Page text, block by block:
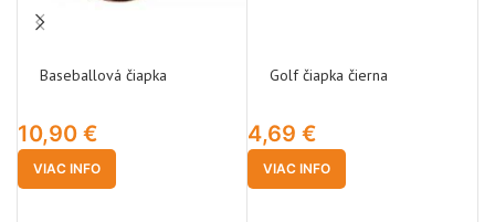
Baseballová čiapka
10,90 €
VIAC INFO
Golf čiapka čierna
4,69 €
VIAC INFO